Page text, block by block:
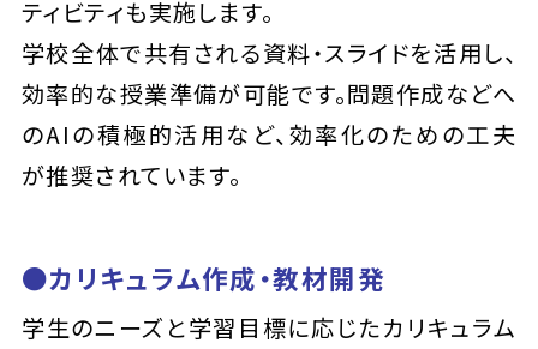
ティビティも実施します。
学校全体で共有される資料・スライドを活用し、
効率的な授業準備が可能です。問題作成などへ
のAIの積極的活用など、効率化のための工夫
が推奨されています。
●カリキュラム作成・教材開発
学生のニーズと学習目標に応じたカリキュラム